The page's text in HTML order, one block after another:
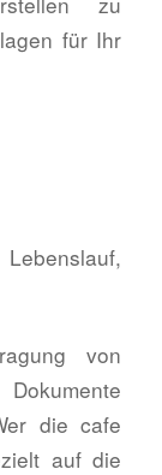
für Ihr
von
die cafe
auf die